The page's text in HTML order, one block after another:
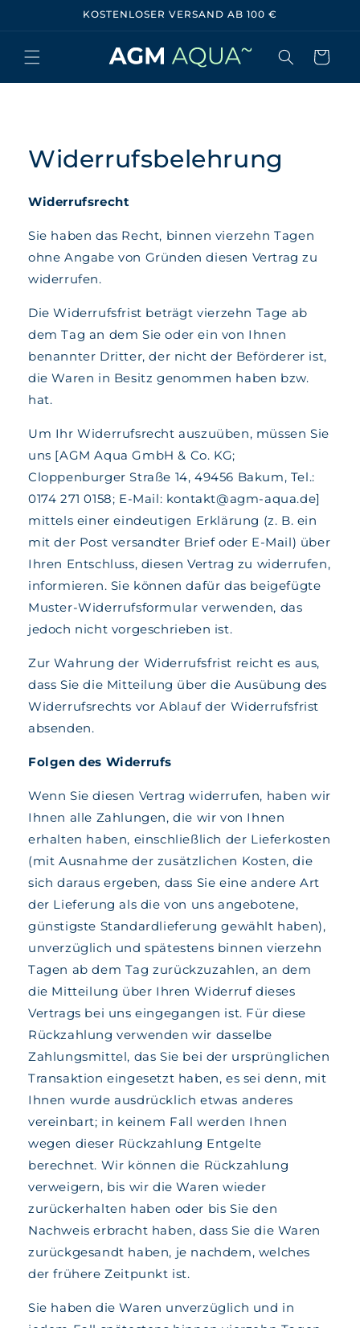
KOSTENLOSER VERSAND AB 100 €
Warenkorb
Widerrufsbelehrung
Widerrufsrecht
Sie haben das Recht, binnen vierzehn Tagen
ohne Angabe von Gründen diesen Vertrag zu
widerrufen.
Die Widerrufsfrist beträgt vierzehn Tage ab
dem Tag an dem Sie oder ein von Ihnen
benannter Dritter, der nicht der Beförderer ist,
die Waren in Besitz genommen haben bzw.
hat.
Um Ihr Widerrufsrecht auszuüben, müssen Sie
uns [AGM Aqua GmbH & Co. KG;
Cloppenburger Straße 14, 49456 Bakum, Tel.:
0174 271 0158; E-Mail: kontakt@agm-aqua.de]
mittels einer eindeutigen Erklärung (z. B. ein
mit der Post versandter Brief oder E-Mail) über
Ihren Entschluss, diesen Vertrag zu widerrufen,
informieren. Sie können dafür das beigefügte
Muster-Widerrufsformular verwenden, das
jedoch nicht vorgeschrieben ist.
Zur Wahrung der Widerrufsfrist reicht es aus,
dass Sie die Mitteilung über die Ausübung des
Widerrufsrechts vor Ablauf der Widerrufsfrist
absenden.
Folgen des Widerrufs
Wenn Sie diesen Vertrag widerrufen, haben wir
Ihnen alle Zahlungen, die wir von Ihnen
erhalten haben, einschließlich der Lieferkosten
(mit Ausnahme der zusätzlichen Kosten, die
sich daraus ergeben, dass Sie eine andere Art
der Lieferung als die von uns angebotene,
günstigste Standardlieferung gewählt haben),
unverzüglich und spätestens binnen vierzehn
Tagen ab dem Tag zurückzuzahlen, an dem
die Mitteilung über Ihren Widerruf dieses
Vertrags bei uns eingegangen ist. Für diese
Rückzahlung verwenden wir dasselbe
Zahlungsmittel, das Sie bei der ursprünglichen
Transaktion eingesetzt haben, es sei denn, mit
Ihnen wurde ausdrücklich etwas anderes
vereinbart; in keinem Fall werden Ihnen
wegen dieser Rückzahlung Entgelte
berechnet. Wir können die Rückzahlung
verweigern, bis wir die Waren wieder
zurückerhalten haben oder bis Sie den
Nachweis erbracht haben, dass Sie die Waren
zurückgesandt haben, je nachdem, welches
der frühere Zeitpunkt ist.
Sie haben die Waren unverzüglich und in